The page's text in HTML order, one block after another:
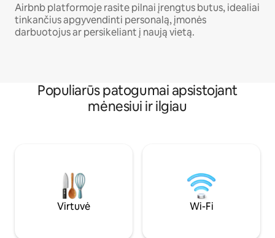
Airbnb platformoje rasite pilnai įrengtus butus, idealiai
tinkančius apgyvendinti personalą, įmonės
darbuotojus ar persikeliant į naują vietą.
Populiarūs patogumai apsistojant
mėnesiui ir ilgiau
Virtuvė Wi-Fi